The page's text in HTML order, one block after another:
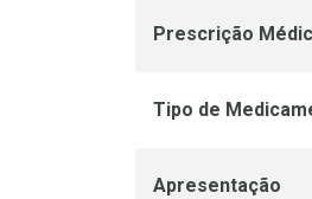
Prescrição
Tipo de
Apresentação